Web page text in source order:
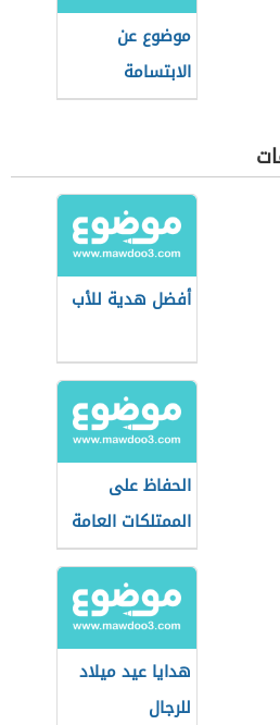
موضوع عن
الابتسامة
أفضل هدية للأب
الحفاظ على
الممتلكات العامة
هدايا عيد ميلاد
للرجال